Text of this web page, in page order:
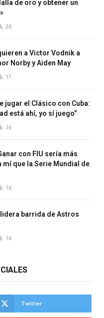
de oro y obtener un
26
a Victor Vodnik a
Norby y Aiden May
17
jugar el Clásico con Cuba:
está ahí, yo sí juego”
16
con FIU sería más
que la Serie Mundial de
16
barrida de Astros
16
Twitter